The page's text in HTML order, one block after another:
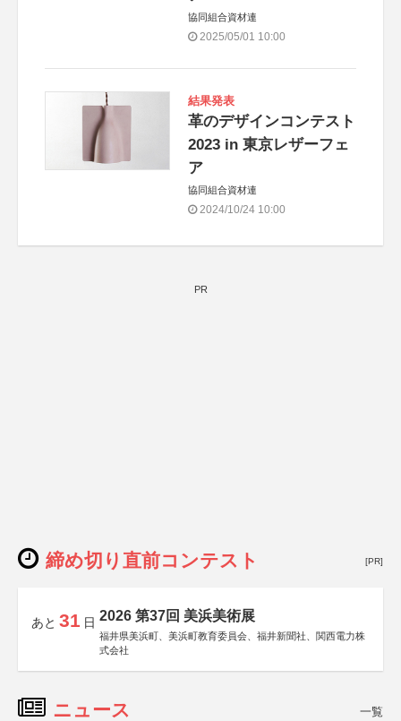
協同組合資材連
2025/05/01 10:00
結果発表
革のデザインコンテスト
2023 in 東京レザーフェ
ア
協同組合資材連
2024/10/24 10:00
PR
締め切り直前コンテスト [PR]
あと 31 日 2026 第37回 美浜美術展
福井県美浜町、美浜町教育委員会、福井新聞社、関西電力株
式会社
ニュース 一覧